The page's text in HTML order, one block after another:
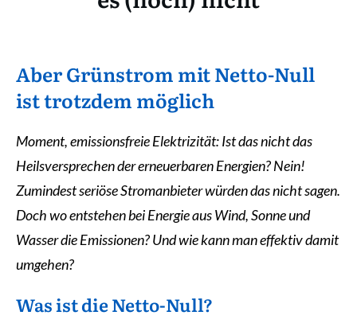
Aber Grünstrom mit Netto-Null
ist trotzdem möglich
Moment, emissionsfreie Elektrizität: Ist das nicht das
Heilsversprechen der erneuerbaren Energien? Nein!
Zumindest seriöse Stromanbieter würden das nicht sagen.
Doch wo entstehen bei Energie aus Wind, Sonne und
Wasser die Emissionen? Und wie kann man effektiv damit
umgehen?
Was ist die Netto-Null?